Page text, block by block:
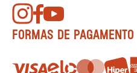
FORMAS DE PAGAMENTO